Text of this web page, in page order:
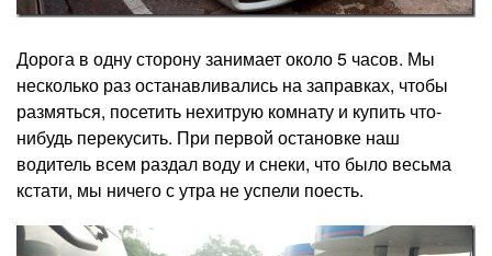
Дорога в одну сторону занимает около 5 часов. Мы
несколько раз останавливались на заправках, чтобы
размяться, посетить нехитрую комнату и купить что-
нибудь перекусить. При первой остановке наш
водитель всем раздал воду и снеки, что было весьма
кстати, мы ничего с утра не успели поесть.